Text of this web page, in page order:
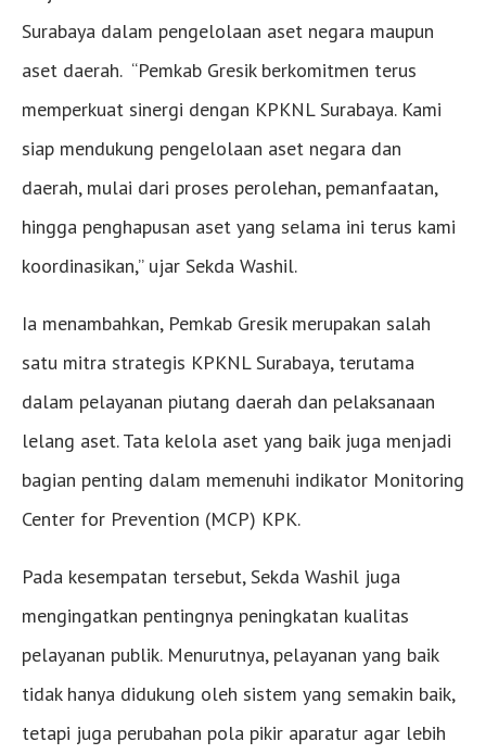
Surabaya dalam pengelolaan aset negara maupun
aset daerah. “Pemkab Gresik berkomitmen terus
memperkuat sinergi dengan KPKNL Surabaya. Kami
siap mendukung pengelolaan aset negara dan
daerah, mulai dari proses perolehan, pemanfaatan,
hingga penghapusan aset yang selama ini terus kami
koordinasikan,” ujar Sekda Washil.
Ia menambahkan, Pemkab Gresik merupakan salah
satu mitra strategis KPKNL Surabaya, terutama
dalam pelayanan piutang daerah dan pelaksanaan
lelang aset. Tata kelola aset yang baik juga menjadi
bagian penting dalam memenuhi indikator Monitoring
Center for Prevention (MCP) KPK.
Pada kesempatan tersebut, Sekda Washil juga
mengingatkan pentingnya peningkatan kualitas
pelayanan publik. Menurutnya, pelayanan yang baik
tidak hanya didukung oleh sistem yang semakin baik,
tetapi juga perubahan pola pikir aparatur agar lebih